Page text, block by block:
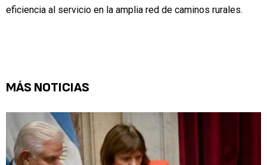
eficiencia al servicio en la amplia red de caminos rurales.
MÁS NOTICIAS